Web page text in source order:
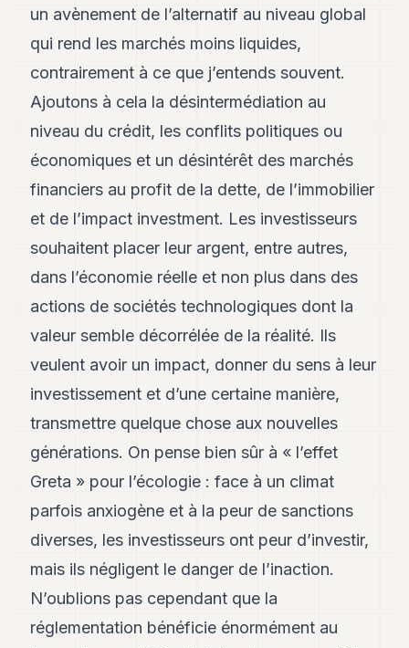
Andy
Andy
10
Andy
9
Andy
Andy
6
Andy
5
Andy
TECH
ART
DE
VIVRE
ARTS
ASSURANCE
IMMOBILIER
un avènement de l’alternatif au niveau global
qui rend les marchés moins liquides,
contrairement à ce que j’entends souvent.
Ajoutons à cela la désintermédiation au
niveau du crédit, les conflits politiques ou
économiques et un désintérêt des marchés
financiers au profit de la dette, de l’immobilier
et de l’impact investment. Les investisseurs
souhaitent placer leur argent, entre autres,
dans l’économie réelle et non plus dans des
actions de sociétés technologiques dont la
valeur semble décorrélée de la réalité. Ils
veulent avoir un impact, donner du sens à leur
investissement et d’une certaine manière,
transmettre quelque chose aux nouvelles
générations. On pense bien sûr à « l’effet
Greta » pour l’écologie : face à un climat
parfois anxiogène et à la peur de sanctions
diverses, les investisseurs ont peur d’investir,
mais ils négligent le danger de l’inaction.
N’oublions pas cependant que la
réglementation bénéficie énormément au